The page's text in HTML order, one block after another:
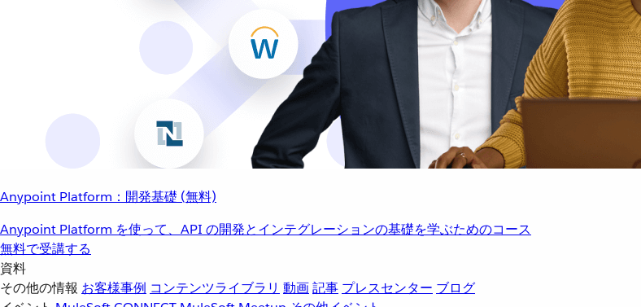
Anypoint Platform：開発基礎 (無料)
Anypoint Platform を使って、API の開発とインテグレーションの基礎を学ぶためのコース
無料で受講する
資料
その他の情報 お客様事例 コンテンツライブラリ 動画記事 プレスセンター ブログ